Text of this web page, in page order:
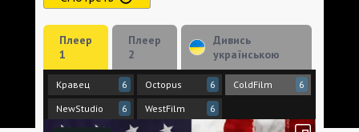
Плеер
1
Плеер
2
Дивись
українською
Кравец 6 Octopus 6 ColdFilm
6
NewStudio
6 WestFilm 6